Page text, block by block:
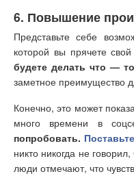
6. Повышение
Представьте себе
которой вы прячете
будете делать что —
заметное преимущество
Конечно, это может
много времени в
попробовать.
никто никогда не
люди отмечают, что